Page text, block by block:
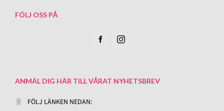
FÖLJ OSS PÅ
ANMÄL DIG HÄR TILL VÅRAT NYHETSBREV
FÖLJ LÄNKEN NEDAN: